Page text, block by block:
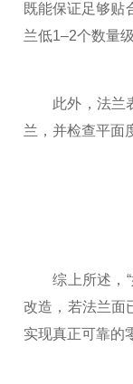
既能保证足够贴
兰低1–2个数量级
此外，法兰表
兰，并检查平面
综上所述，“
改造，若法兰面
实现真正可靠的